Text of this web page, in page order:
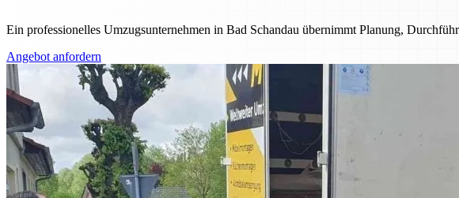
Ein professionelles Umzugsunternehmen in Bad Schandau übernimmt Planung,
Angebot anfordern